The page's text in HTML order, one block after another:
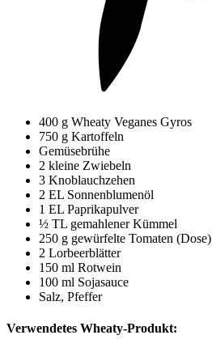
400 g Wheaty Veganes Gyros
750 g Kartoffeln
Gemüsebrühe
2 kleine Zwiebeln
3 Knoblauchzehen
2 EL Sonnenblumenöl
1 EL Paprikapulver
½ TL gemahlener Kümmel
250 g gewürfelte Tomaten (Dose)
2 Lorbeerblätter
150 ml Rotwein
100 ml Sojasauce
Salz, Pfeffer
Verwendetes Wheaty-Produkt: